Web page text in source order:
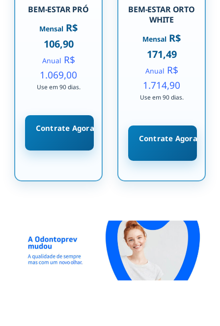
BEM-ESTAR PRÓ
Mensal R$
106,90
Anual R$
1.069,00
Use em 90 dias.
Contrate Agora
BEM-ESTAR ORTO
WHITE
Mensal R$
171,49
Anual R$
1.714,90
Use em 90 dias.
Contrate Agora